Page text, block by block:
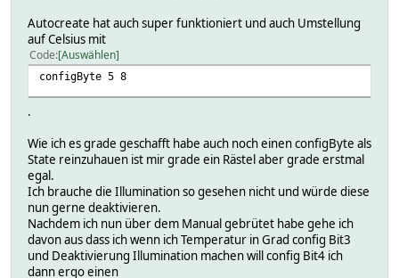
Autocreate hat auch super funktioniert und auch Umstellung
auf Celsius mit
Code Auswählen
configByte 5 8
.
Wie ich es grade geschafft habe auch noch einen configByte als
State reinzuhauen ist mir grade ein Rästel aber grade erstmal
egal.
Ich brauche die Illumination so gesehen nicht und würde diese
nun gerne deaktivieren.
Nachdem ich nun über dem Manual gebrütet habe gehe ich
davon aus dass ich wenn ich Temperatur in Grad config Bit3
und Deaktivierung Illumination machen will config Bit4 ich
dann ergo einen